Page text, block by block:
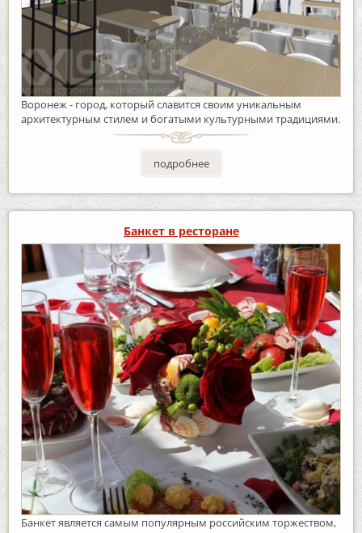
Воронеж - город, который славится своим уникальным
архитектурным стилем и богатыми культурными традициями.
подробнее
Банкет в ресторане
Банкет является самым популярным российским торжеством,